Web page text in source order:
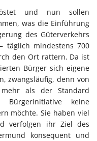
und nun sollen
was die Einführung
des Güterverkehrs
täglich mindestens 700
den Ort rattern. Da ist
Bürger sich eigene
zwangsläufig, denn von
als der Standard
keine
möchte. Sie haben viel
verfolgen ihr Ziel des
konsequent und